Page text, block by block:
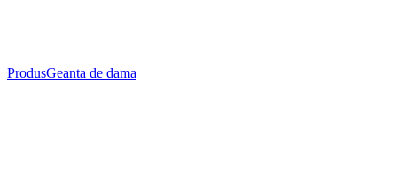
ProdusGeanta de dama